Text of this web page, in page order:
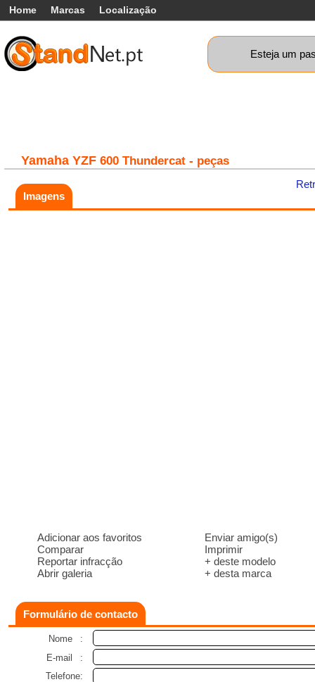
Home Marcas Localização
Esteja um
Yamaha YZF 600 Thundercat - peças
Imagens
Adicionar aos favoritos
Comparar
Reportar infracção
Abrir galeria
Enviar amigo(s)
Imprimir
+ deste modelo
+ desta marca
Formulário de contacto
Nome
:
E-mail
:
Telefone: